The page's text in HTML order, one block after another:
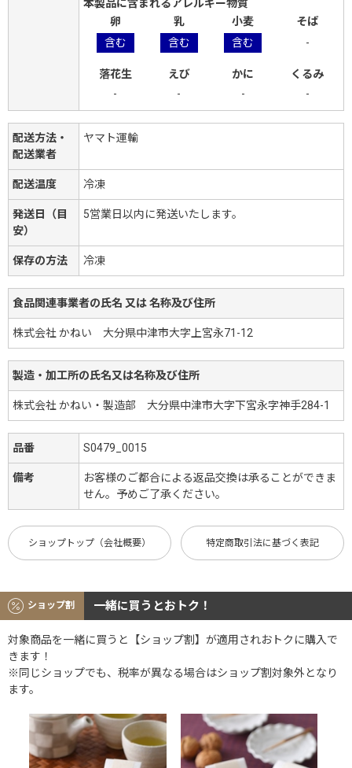
本製品に含まれるアレルギー物質
卵
乳 小麦
そば
含む
含む 含む -
落花生 えび かに
くるみ
-
- - -
配送方法・
配送業者
ヤマト運輸
配送温度 冷凍
発送日（目
安）
5営業日以内に発送いたします。
保存の方法 冷凍
食品関連事業者の氏名 又は 名称及び住所
株式会社 かねい 大分県中津市大字上宮永71-12
製造・加工所の氏名又は名称及び住所
株式会社 かねい・製造部 大分県中津市大字下宮永字神手284-1
品番 S0479_0015
備考
お客様のご都合による返品交換は承ることができま
せん。予めご了承ください。
ショップトップ（会社概要） 特定商取引法に基づく表記
ショップ割 一緒に買うとおトク！
対象商品を一緒に買うと【ショップ割】が適用されおトクに購入で
きます！
※同じショップでも、税率が異なる場合はショップ割対象外となり
ます。